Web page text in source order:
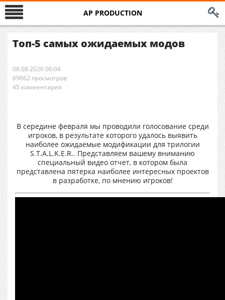
AP PRODUCTION
Топ-5 самых ожидаемых модов
08.08.2026 06:04
69662 просмотров
45 комментария
В середине февраля мы проводили голосование среди
игроков, в результате которого удалось выявить
наиболее ожидаемые модификации для трилогии
S.T.A.L.K.E.R.. Представляем вашему вниманию
специальный видео отчет, в котором была
представлена пятерка наиболее интересных проектов
в разработке, по мнению игроков!